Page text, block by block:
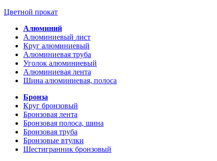
Цветной прокат
Алюминий
Алюминиевый лист
Круг алюминиевый
Алюминиевая труба
Уголок алюминиевый
Алюминиевая лента
Шина алюминиевая, полоса
Бронза
Круг бронзовый
Бронзовая лента
Бронзовая полоса, шина
Бронзовая труба
Бронзовые втулки
Шестигранник бронзовый